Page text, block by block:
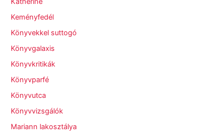
Keményfedél
Könyvekkel suttogó
Könyvgalaxis
Könyvkritikák
Könyvparfé
Könyvutca
Könyvvizsgálók
Mariann lakosztálya